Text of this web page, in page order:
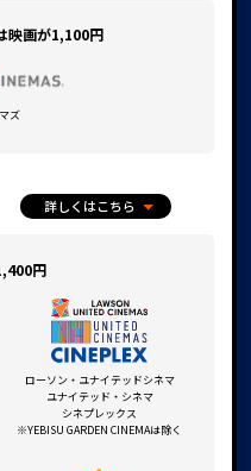
映画が1,100円
ズ
詳しくはこちら
円
ローソン・ユナイテッドシネマ
ユナイテッド・シネマ
シネプレックス
※YEBISU GARDEN CINEMAは除く